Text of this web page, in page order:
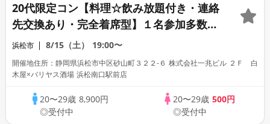
20代限定コン【料理☆飲み放題付き・連絡
先交換あり・完全着席型】１名参加多数・
初参加も大歓迎☆
浜松市 8/15（土） 19:00〜
開催地住所：静岡県浜松市中区砂山町３２２-６ 株式会社一兆ビル ２Ｆ 白
木屋×バリヤス酒場 浜松南口駅前店
20〜29歳 8,900円
◎受付中
20〜29歳 500円
◎受付中